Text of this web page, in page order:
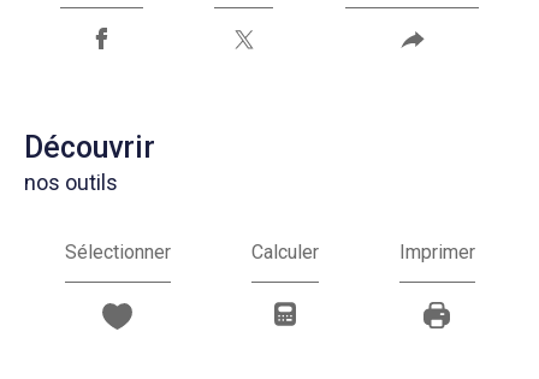
découvrir
nos outils
Sélectionner Calculer Imprimer